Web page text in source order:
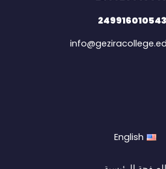
English